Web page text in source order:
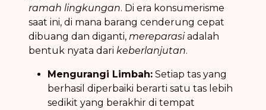
ramah lingkungan. Di era konsumerisme
saat ini, di mana barang cenderung cepat
dibuang dan diganti, mereparasiadalah
bentuk nyata dari keberlanjutan.
Mengurangi Limbah: Setiap tas yang
berhasil diperbaiki berarti satu tas lebih
sedikit yang berakhir di tempat